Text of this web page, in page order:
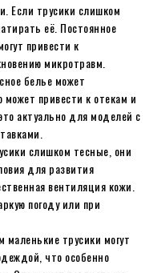
Если трусики слишком
её. Постоянное
привести к
микротравм.
белье может
привести к отекам и
актуально для моделей с
слишком тесные, они
для развития
вентиляция кожи.
погоду или при
трусики могут
что особенно